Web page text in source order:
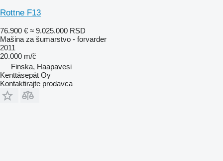
Rottne F13
76.900 € ≈ 9.025.000 RSD
Mašina za šumarstvo - forvarder
2011
20.000 m/č
Finska, Haapavesi
Kenttäsepät Oy
Kontaktirajte prodavca